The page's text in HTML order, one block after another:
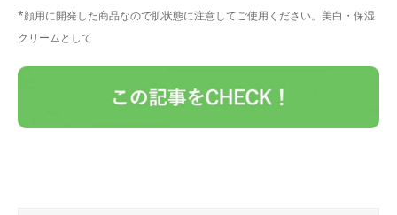
*顔用に開発した商品なので肌状態に注意してご使用ください。美白・保湿
クリームとして